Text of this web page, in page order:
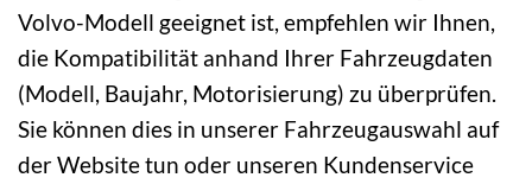
Volvo-Modell geeignet ist, empfehlen wir Ihnen,
die Kompatibilität anhand Ihrer Fahrzeugdaten
(Modell, Baujahr, Motorisierung) zu überprüfen.
Sie können dies in unserer Fahrzeugauswahl auf
der Website tun oder unseren Kundenservice